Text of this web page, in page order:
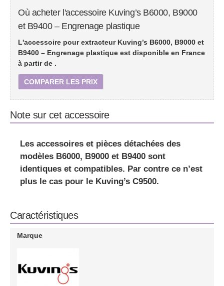
Où acheter l'accessoire Kuving’s B6000, B9000
et B9400 – Engrenage plastique
L'accessoire pour extracteur Kuving’s B6000, B9000 et
B9400 – Engrenage plastique est disponible en France
à partir de .
COMPARER LES PRIX
Note sur cet accessoire
Les accessoires et pièces détachées des
modèles B6000, B9000 et B9400 sont
identiques et compatibles. Par contre ce n’est
plus le cas pour le Kuving’s C9500.
Caractéristiques
Marque